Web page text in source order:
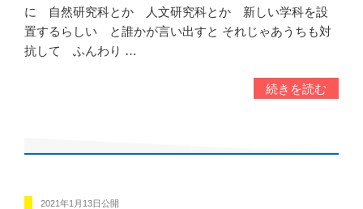
に 自然研究科とか 人文研究科とか 新しい学科を設
置するらしい と誰かが言い出すと それじゃあうちも対
抗して ふんわり …
続きを読む
2021年1月13日公開